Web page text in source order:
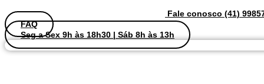
Fale conosco (41)
FAQ
Seg a Sex 9h às 18h30 | Sáb 8h às 13h